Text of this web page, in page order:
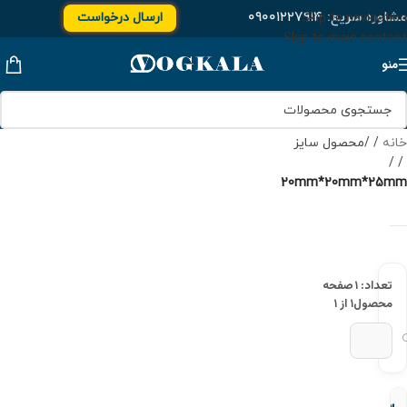
Skip to navigation
Skip to main content
مشاوره سریع:۰۹۰۰۱۲۲۷۹۱۴ ارسال درخواست
منو
خانه / محصول سایز
/
20mm*20mm*25mm
تعداد: ۱
محصول
صفحه
۱ از ۱